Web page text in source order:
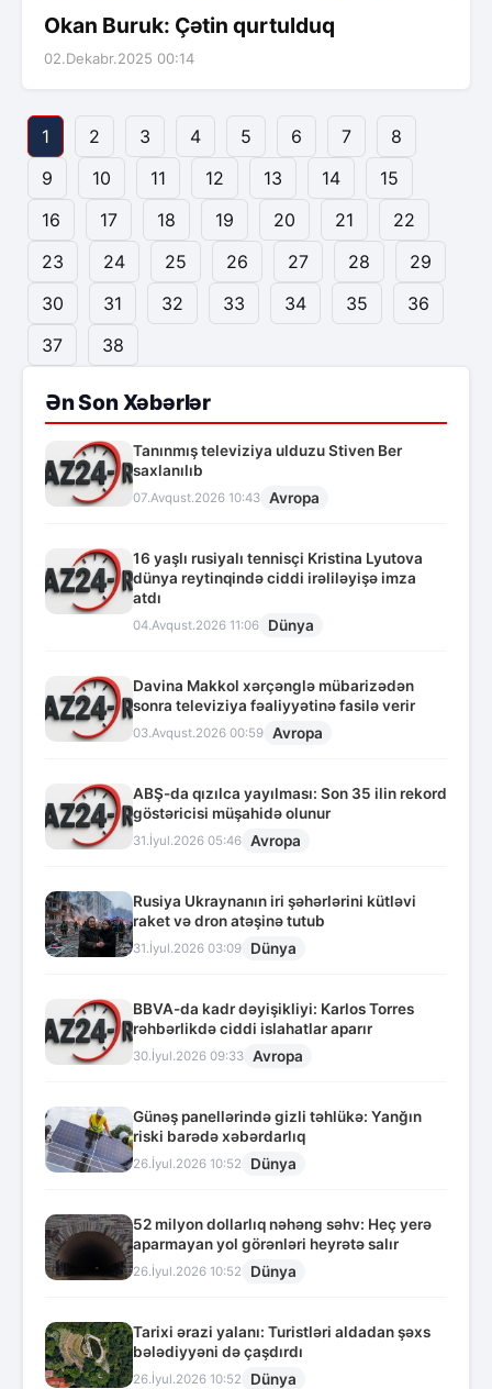
Okan Buruk: Çətin qurtulduq
02.Dekabr.2025 00:14
1 2 3 4 5 6 7
8
9
10 11 12 13 14
15
16
17 18 19 20 21
22
23
24 25 26 27 28
29
30
31 32 33 34 35
36
37
38
Ən Son Xəbərlər
Tanınmış televiziya ulduzu Stiven Ber
saxlanılıb
07.Avqust.2026 10:43 Avropa
16 yaşlı rusiyalı tennisçi Kristina Lyutova
dünya reytinqində ciddi irəliləyişə imza
atdı
04.Avqust.2026 11:06 Dünya
Davina Makkol xərçənglə mübarizədən
sonra televiziya fəaliyyətinə fasilə verir
03.Avqust.2026 00:59 Avropa
ABŞ-da qızılca yayılması: Son 35 ilin rekord
göstəricisi müşahidə olunur
31.İyul.2026 05:46 Avropa
Rusiya Ukraynanın iri şəhərlərini kütləvi
raket və dron atəşinə tutub
31.İyul.2026 03:09 Dünya
BBVA-da kadr dəyişikliyi: Karlos Torres
rəhbərlikdə ciddi islahatlar aparır
30.İyul.2026 09:33 Avropa
Günəş panellərində gizli təhlükə: Yanğın
riski barədə xəbərdarlıq
26.İyul.2026 10:52 Dünya
52 milyon dollarlıq nəhəng səhv: Heç yerə
aparmayan yol görənləri heyrətə salır
26.İyul.2026 10:52 Dünya
Tarixi ərazi yalanı: Turistləri aldadan şəxs
bələdiyyəni də çaşdırdı
26.İyul.2026 10:52 Dünya